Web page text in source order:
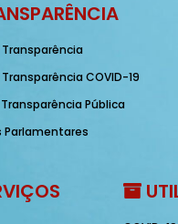
COVID-19
Pública
Parlamentares